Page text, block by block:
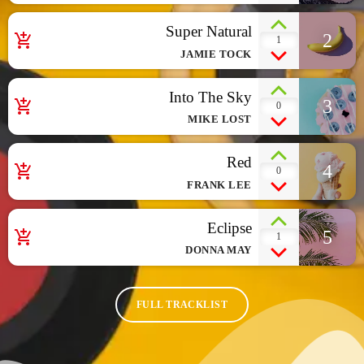
2
1
Super Natural
JAMIE TOCK
add_shopping_cart
3
0
Into The Sky
MIKE LOST
add_shopping_cart
4
0
Red
FRANK LEE
add_shopping_cart
5
1
Eclipse
DONNA MAY
add_shopping_cart
FULL TRACKLIST